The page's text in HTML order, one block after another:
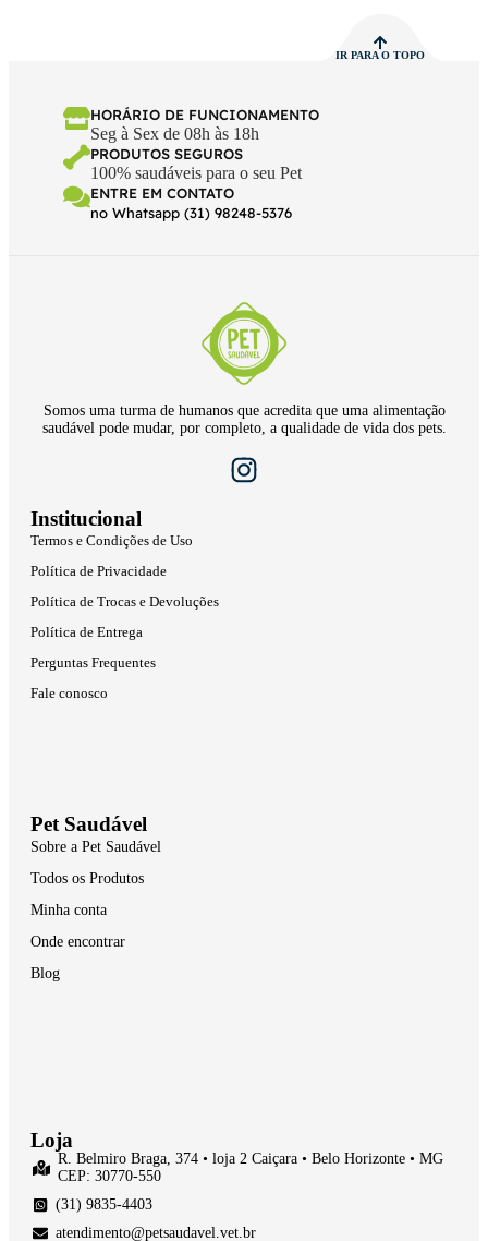
IR PARA O TOPO
HORÁRIO DE FUNCIONAMENTO
Seg à Sex de 08h às 18h
PRODUTOS SEGUROS
100% saudáveis para o seu Pet
ENTRE EM CONTATO
no Whatsapp (31) 98248-5376
Somos uma turma de humanos que acredita que uma alimentação
saudável pode mudar, por completo, a qualidade de vida dos pets.
Institucional
Termos e Condições de Uso
Política de Privacidade
Política de Trocas e Devoluções
Política de Entrega
Perguntas Frequentes
Fale conosco
Pet Saudável
Sobre a Pet Saudável
Todos os Produtos
Minha conta
Onde encontrar
Blog
Loja
R. Belmiro Braga, 374 • loja 2 Caiçara • Belo Horizonte • MG
CEP: 30770-550
(31) 9835-4403
atendimento@petsaudavel.vet.br